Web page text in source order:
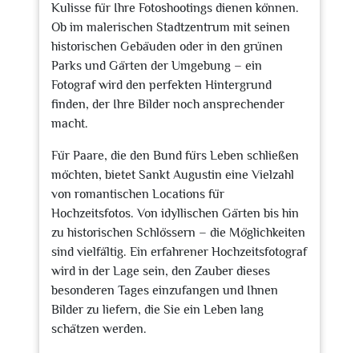
Kulisse für Ihre Fotoshootings dienen können.
Ob im malerischen Stadtzentrum mit seinen
historischen Gebäuden oder in den grünen
Parks und Gärten der Umgebung – ein
Fotograf wird den perfekten Hintergrund
finden, der Ihre Bilder noch ansprechender
macht.
Für Paare, die den Bund fürs Leben schließen
möchten, bietet Sankt Augustin eine Vielzahl
von romantischen Locations für
Hochzeitsfotos. Von idyllischen Gärten bis hin
zu historischen Schlössern – die Möglichkeiten
sind vielfältig. Ein erfahrener Hochzeitsfotograf
wird in der Lage sein, den Zauber dieses
besonderen Tages einzufangen und Ihnen
Bilder zu liefern, die Sie ein Leben lang
schätzen werden.